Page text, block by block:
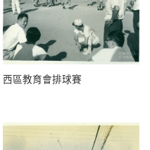
西區教育會排球賽